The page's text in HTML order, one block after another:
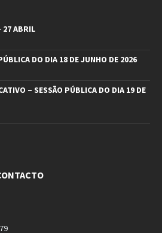
27 ABRIL
DO DIA 18 DE JUNHO DE 2026
– SESSÃO PÚBLICA DO DIA 19 DE